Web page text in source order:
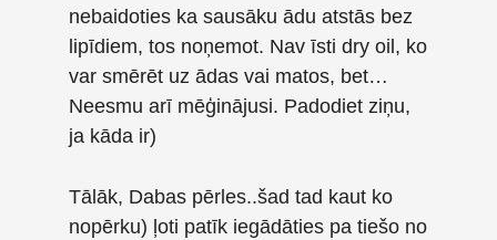
nebaidoties ka sausāku ādu atstās bez
lipīdiem, tos noņemot. Nav īsti dry oil, ko
var smērēt uz ādas vai matos, bet…
Neesmu arī mēģinājusi. Padodiet ziņu,
ja kāda ir)
Tālāk, Dabas pērles..šad tad kaut ko
nopērku) ļoti patīk iegādāties pa tiešo no